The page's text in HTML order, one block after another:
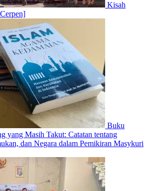
Kisah
Buku
yang Masih Takut: Catatan tentang
dan Negara dalam Pemikiran Masykuri